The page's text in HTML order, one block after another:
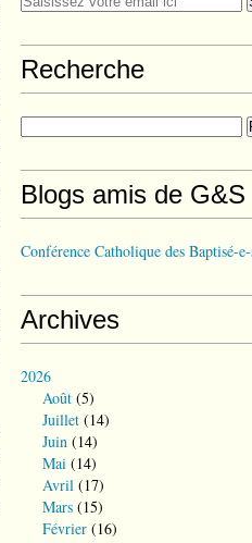
Recherche
Blogs amis de G&S
Conférence Catholique des Baptisé-
Archives
2026
Août (5)
Juillet (14)
Juin (14)
Mai (14)
Avril (17)
Mars (15)
Février (16)